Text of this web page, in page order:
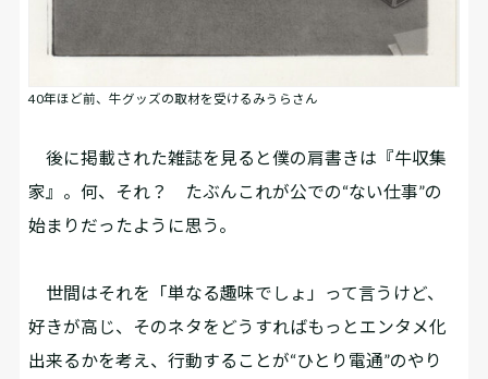
40年ほど前、牛グッズの取材を受けるみうらさん
後に掲載された雑誌を見ると僕の肩書きは『牛収集
家』。何、それ？ たぶんこれが公での“ない仕事”の
始まりだったように思う。
世間はそれを「単なる趣味でしょ」って言うけど、
好きが高じ、そのネタをどうすればもっとエンタメ化
出来るかを考え、行動することが“ひとり電通”のやり